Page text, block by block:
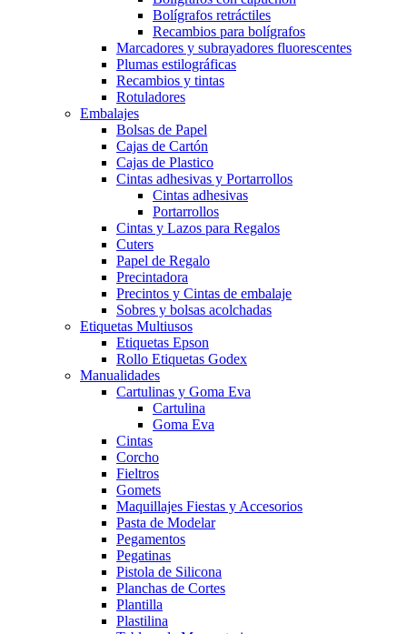
Bolígrafos retráctiles
Recambios para bolígrafos
Marcadores y subrayadores fluorescentes
Plumas estilográficas
Recambios y tintas
Rotuladores
Embalajes
Bolsas de Papel
Cajas de Cartón
Cajas de Plastico
Cintas adhesivas y Portarrollos
Cintas adhesivas
Portarrollos
Cintas y Lazos para Regalos
Cuters
Papel de Regalo
Precintadora
Precintos y Cintas de embalaje
Sobres y bolsas acolchadas
Etiquetas Multiusos
Etiquetas Epson
Rollo Etiquetas Godex
Manualidades
Cartulinas y Goma Eva
Cartulina
Goma Eva
Cintas
Corcho
Fieltros
Gomets
Maquillajes Fiestas y Accesorios
Pasta de Modelar
Pegamentos
Pegatinas
Pistola de Silicona
Planchas de Cortes
Plantilla
Plastilina